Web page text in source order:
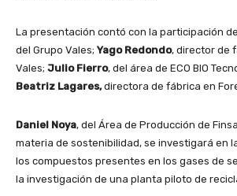
La presentación contó con la participación de
del Grupo Vales; Yago Redondo, director de
Vales; Julio Fierro, del área de ECO BIO
Beatriz Lagares,directora de fábrica en
Daniel Noya, del Área de Producción de
materia de sostenibilidad, se investigará en
los compuestos presentes en los gases de
la investigación de una planta piloto de